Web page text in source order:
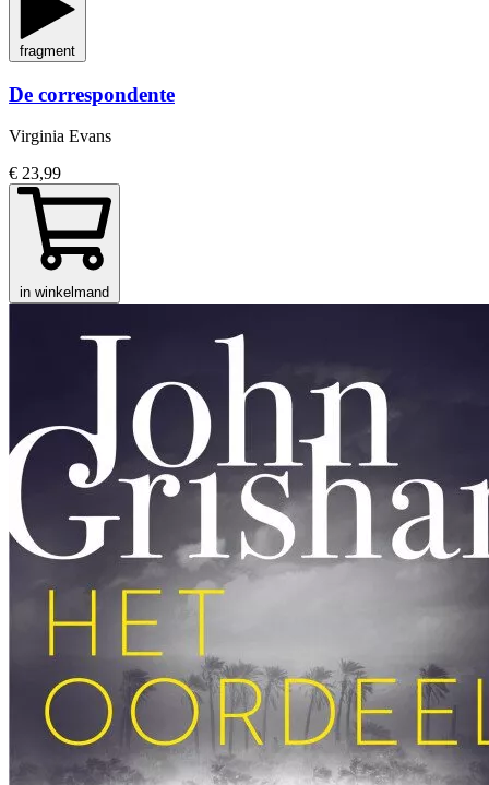
fragment
De correspondente
Virginia Evans
€ 23,99
in winkelmand